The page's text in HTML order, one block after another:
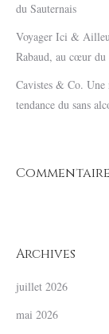
du Sauternais
Voyager Ici &
Rabaud, au cœur du
Cavistes & Co. Une
tendance du sans
Archives
juillet 2026
mai 2026